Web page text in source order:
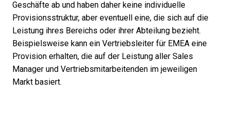
Geschäfte ab und haben daher keine individuelle
Provisionsstruktur, aber eventuell eine, die sich auf die
Leistung ihres Bereichs oder ihrer Abteilung bezieht.
Beispielsweise kann ein Vertriebsleiter für EMEA eine
Provision erhalten, die auf der Leistung aller Sales
Manager und Vertriebsmitarbeitenden im jeweiligen
Markt basiert.